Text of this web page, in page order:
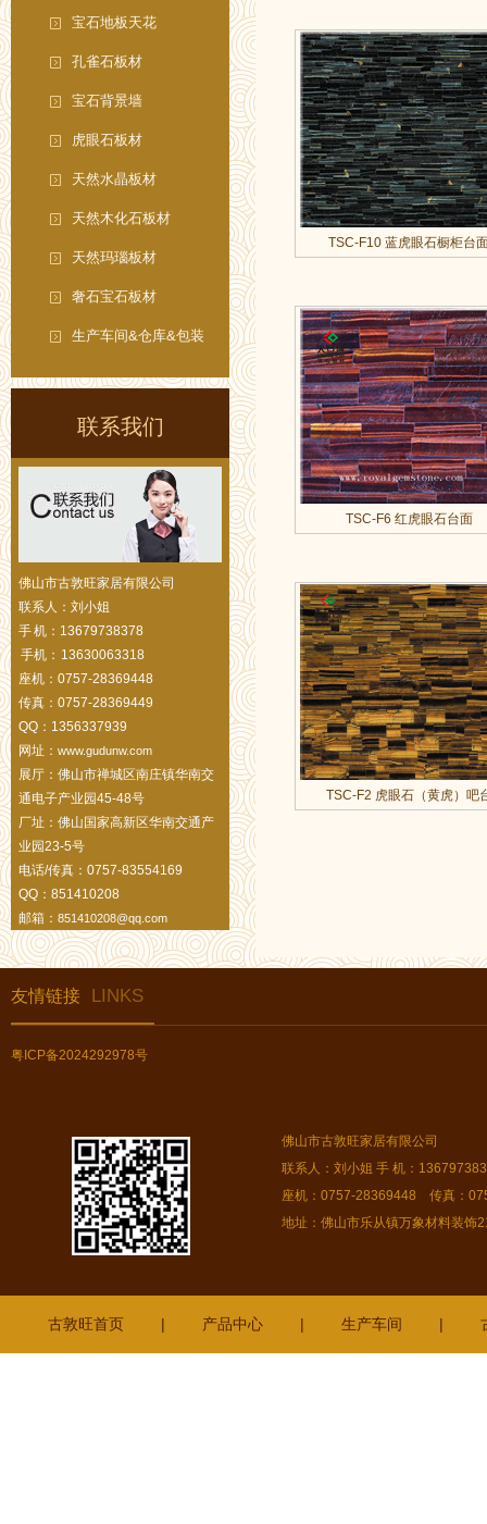
宝石地板天花
孔雀石板材
宝石背景墙
虎眼石板材
天然水晶板材
天然木化石板材
天然玛瑙板材
奢石宝石板材
生产车间&仓库&包装
联系我们
佛山市古敦旺家居有限公司
联系人：刘小姐
手 机：13679738378
手机： 13630063318
座机：0757-28369448
传真：0757-28369449
QQ：1356337939
网址： www.gudunw.com
展厅：佛山市禅城区南庄镇华南交
通电子产业园45-48号
厂址：佛山国家高新区华南交通产
业园23-5号
电话/传真：0757-83554169
QQ：851410208
邮箱： 851410208@qq.com
TSC-F10 蓝虎眼石橱柜台
TSC-F6 红虎眼石台面
TSC-F2 虎眼石（黄虎）吧
友情链接 LINKS
粤ICP备2024292978号
佛山市古敦旺家居有限公司
联系人：刘小姐 手 机：
座机：0757-28369448 传真：
地址：佛山市乐从镇万象材料装饰
古敦旺首页 | 产品中心 | 生产车间 |